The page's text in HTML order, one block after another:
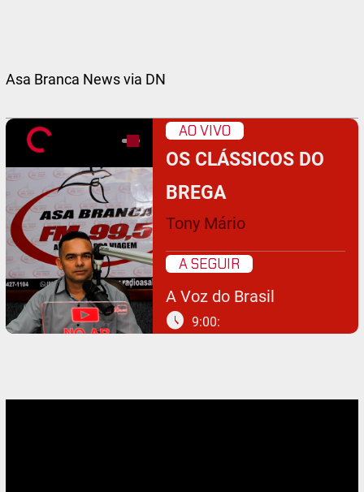
Asa Branca News via DN
AO VIVO
OS CLÁSSICOS DO
BREGA
Tony Mário
A SEGUIR
A Voz do Brasil
schedule 9:00: